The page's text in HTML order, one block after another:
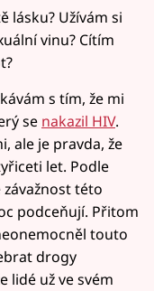
lásku? Užívám si
vinu? Cítím
s tím, že mi
se nakazil HIV.
ale je pravda, že
let. Podle
této
podceňují. Přitom
touto
drogy
lidé už ve svém